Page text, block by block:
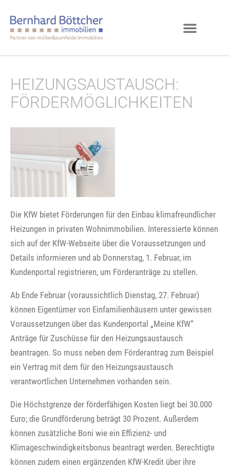
HEIZUNGSAUSTAUSCH:
FÖRDERMÖGLICHKEITEN
Die KfW bietet Förderungen für den Einbau klimafreundlicher
Heizungen in privaten Wohnimmobilien. Interessierte können
sich auf der KfW-Webseite über die Voraussetzungen und
Details informieren und ab Donnerstag, 1. Februar, im
Kundenportal registrieren, um Förderanträge zu stellen.
Ab Ende Februar (voraussichtlich Dienstag, 27. Februar)
können Eigentümer von Einfamilienhäusern unter gewissen
Voraussetzungen über das Kundenportal „Meine KfW“
Anträge für Zuschüsse für den Heizungsaustausch
beantragen. So muss neben dem Förderantrag zum Beispiel
ein Vertrag mit dem für den Heizungsaustausch
verantwortlichen Unternehmen vorhanden sein.
Die Höchstgrenze der förderfähigen Kosten liegt bei 30.000
Euro; die Grundförderung beträgt 30 Prozent. Außerdem
können zusätzliche Boni wie ein Effizienz- und
Klimageschwindigkeitsbonus beantragt werden. Berechtigte
können zudem einen ergänzenden KfW-Kredit über ihre